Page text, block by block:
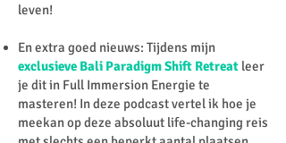
leven!
En extra goed nieuws: Tijdens mijn
exclusieve Bali Paradigm Shift Retreat leer
je dit in Full Immersion Energie te
masteren! In deze podcast vertel ik hoe je
meekan op deze absoluut life-changing reis